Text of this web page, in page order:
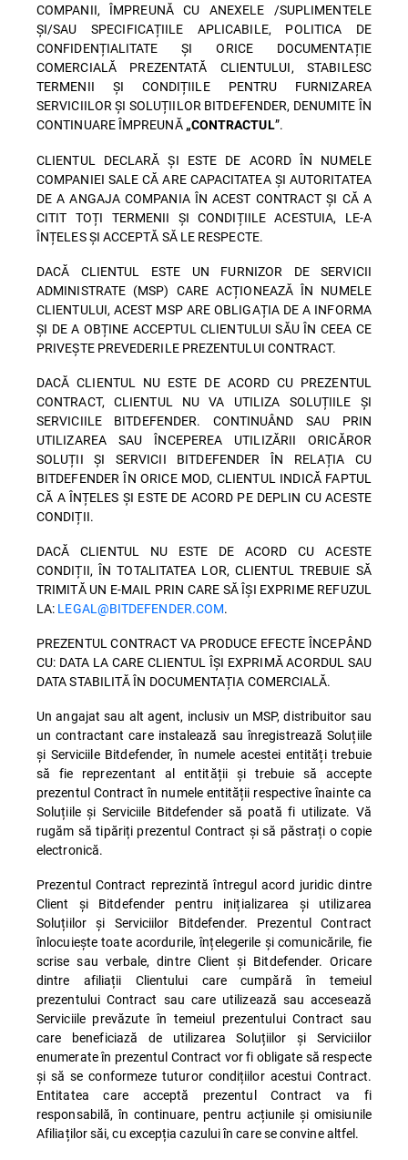
COMPANII, ÎMPREUNĂ CU ANEXELE /SUPLIMENTELE
ȘI/SAU SPECIFICAȚIILE APLICABILE, POLITICA DE
CONFIDENȚIALITATE ȘI ORICE DOCUMENTAȚIE
COMERCIALĂ PREZENTATĂ CLIENTULUI, STABILESC
TERMENII ȘI CONDIȚIILE PENTRU FURNIZAREA
SERVICIILOR ȘI SOLUȚIILOR BITDEFENDER, DENUMITE ÎN
CONTINUARE ÎMPREUNĂ „CONTRACTUL”.
CLIENTUL DECLARĂ ȘI ESTE DE ACORD ÎN NUMELE
COMPANIEI SALE CĂ ARE CAPACITATEA ȘI AUTORITATEA
DE A ANGAJA COMPANIA ÎN ACEST CONTRACT ȘI CĂ A
CITIT TOȚI TERMENII ȘI CONDIȚIILE ACESTUIA, LE-A
ÎNȚELES ȘI ACCEPTĂ SĂ LE RESPECTE.
DACĂ CLIENTUL ESTE UN FURNIZOR DE SERVICII
ADMINISTRATE (MSP) CARE ACȚIONEAZĂ ÎN NUMELE
CLIENTULUI, ACEST MSP ARE OBLIGAȚIA DE A INFORMA
ȘI DE A OBȚINE ACCEPTUL CLIENTULUI SĂU ÎN CEEA CE
PRIVEȘTE PREVEDERILE PREZENTULUI CONTRACT.
DACĂ CLIENTUL NU ESTE DE ACORD CU PREZENTUL
CONTRACT, CLIENTUL NU VA UTILIZA SOLUȚIILE ȘI
SERVICIILE BITDEFENDER. CONTINUÂND SAU PRIN
UTILIZAREA SAU ÎNCEPEREA UTILIZĂRII ORICĂROR
SOLUȚII ȘI SERVICII BITDEFENDER ÎN RELAȚIA CU
BITDEFENDER ÎN ORICE MOD, CLIENTUL INDICĂ FAPTUL
CĂ A ÎNȚELES ȘI ESTE DE ACORD PE DEPLIN CU ACESTE
CONDIȚII.
DACĂ CLIENTUL NU ESTE DE ACORD CU ACESTE
CONDIȚII, ÎN TOTALITATEA LOR, CLIENTUL TREBUIE SĂ
TRIMITĂ UN E-MAIL PRIN CARE SĂ ÎȘI EXPRIME REFUZUL
LA: LEGAL@BITDEFENDER.COM.
PREZENTUL CONTRACT VA PRODUCE EFECTE ÎNCEPÂND
CU: DATA LA CARE CLIENTUL ÎȘI EXPRIMĂ ACORDUL SAU
DATA STABILITĂ ÎN DOCUMENTAȚIA COMERCIALĂ.
Un angajat sau alt agent, inclusiv un MSP, distribuitor sau
un contractant care instalează sau înregistrează Soluțiile
și Serviciile Bitdefender, în numele acestei entități trebuie
să fie reprezentant al entității și trebuie să accepte
prezentul Contract în numele entității respective înainte ca
Soluțiile și Serviciile Bitdefender să poată fi utilizate. Vă
rugăm să tipăriți prezentul Contract și să păstrați o copie
electronică.
Prezentul Contract reprezintă întregul acord juridic dintre
Client și Bitdefender pentru inițializarea și utilizarea
Soluțiilor și Serviciilor Bitdefender. Prezentul Contract
înlocuiește toate acordurile, înțelegerile și comunicările, fie
scrise sau verbale, dintre Client și Bitdefender. Oricare
dintre afiliații Clientului care cumpără în temeiul
prezentului Contract sau care utilizează sau accesează
Serviciile prevăzute în temeiul prezentului Contract sau
care beneficiază de utilizarea Soluțiilor și Serviciilor
enumerate în prezentul Contract vor fi obligate să respecte
și să se conformeze tuturor condițiilor acestui Contract.
Entitatea care acceptă prezentul Contract va fi
responsabilă, în continuare, pentru acțiunile și omisiunile
Afiliaților săi, cu excepția cazului în care se convine altfel.